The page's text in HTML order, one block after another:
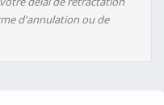
d'annulation ou de